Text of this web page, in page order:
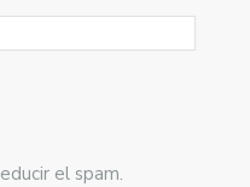
el spam.